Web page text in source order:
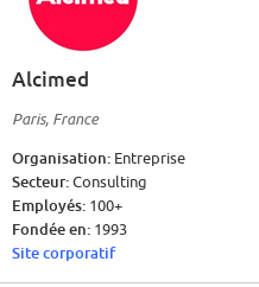
Alcimed
Paris, France
Organisation: Entreprise
Secteur:Consulting
Employés: 100+
Fondée en: 1993
Site corporatif